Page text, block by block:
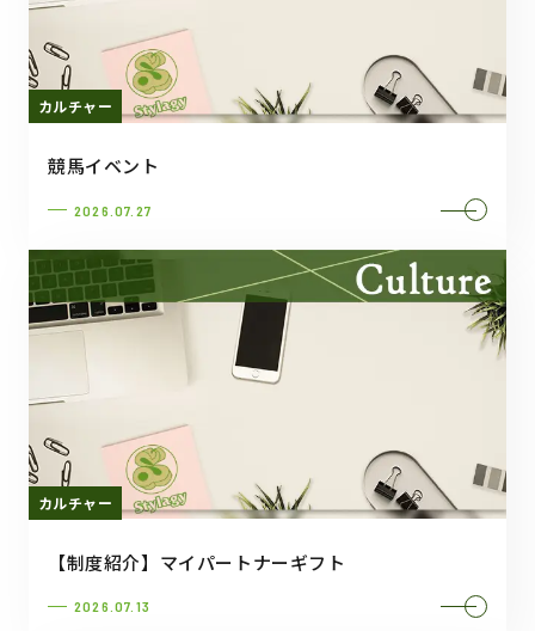
カルチャー
競馬イベント
2026.07.27
カルチャー
【制度紹介】マイパートナーギフト
2026.07.13